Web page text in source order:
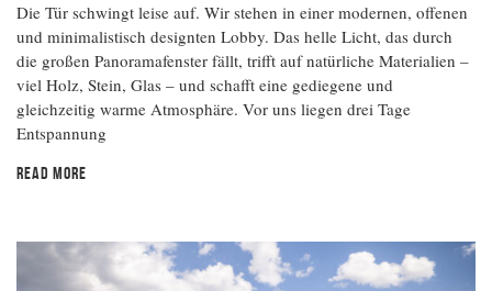
Die Tür schwingt leise auf. Wir stehen in einer modernen, offenen
und minimalistisch designten Lobby. Das helle Licht, das durch
die großen Panoramafenster fällt, trifft auf natürliche Materialien –
viel Holz, Stein, Glas – und schafft eine gediegene und
gleichzeitig warme Atmosphäre. Vor uns liegen drei Tage
Entspannung
READ MORE